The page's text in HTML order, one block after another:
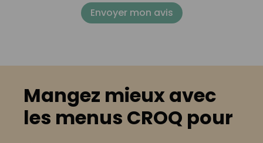
Envoyer mon avis
Mangez mieux avec
les menus CROQ pour